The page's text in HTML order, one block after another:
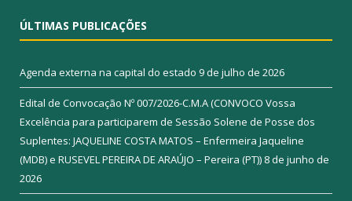
ÚLTIMAS PUBLICAÇÕES
Agenda externa na capital do estado 9 de julho de 2026
Edital de Convocação Nº 007/2026-C.M.A (CONVOCO Vossa
Excelência para participarem de Sessão Solene de Posse dos
Suplentes: JAQUELINE COSTA MATOS – Enfermeira Jaqueline
(MDB) e RUSEVEL PEREIRA DE ARAÚJO – Pereira (PT)) 8 de junho de
2026